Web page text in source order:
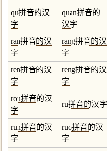
qu拼音的汉
字
quan拼音的
汉字
ran拼音的汉
字
rang拼音的汉
字
ren拼音的汉
字
reng拼音的汉
字
rou拼音的汉
字
ru拼音的汉字
run拼音的汉
字
ruo拼音的汉
字